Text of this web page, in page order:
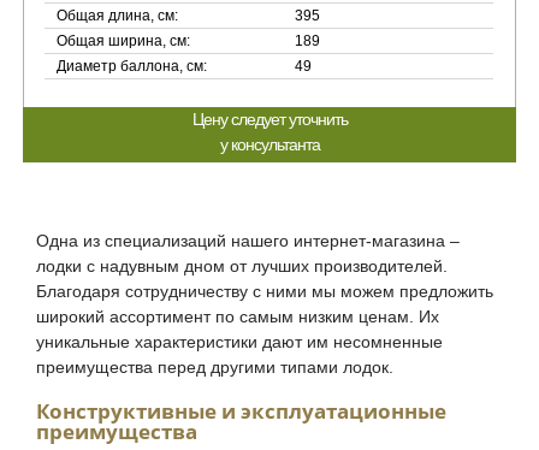
Общая длина, см:
395
Общая ширина, см:
189
Диаметр баллона, см:
49
Цену следует уточнить
у консультанта
Одна из специализаций нашего интернет-магазина –
лодки с надувным дном от лучших производителей.
Благодаря сотрудничеству с ними мы можем предложить
широкий ассортимент по самым низким ценам. Их
уникальные характеристики дают им несомненные
преимущества перед другими типами лодок.
Конструктивные и эксплуатационные
преимущества